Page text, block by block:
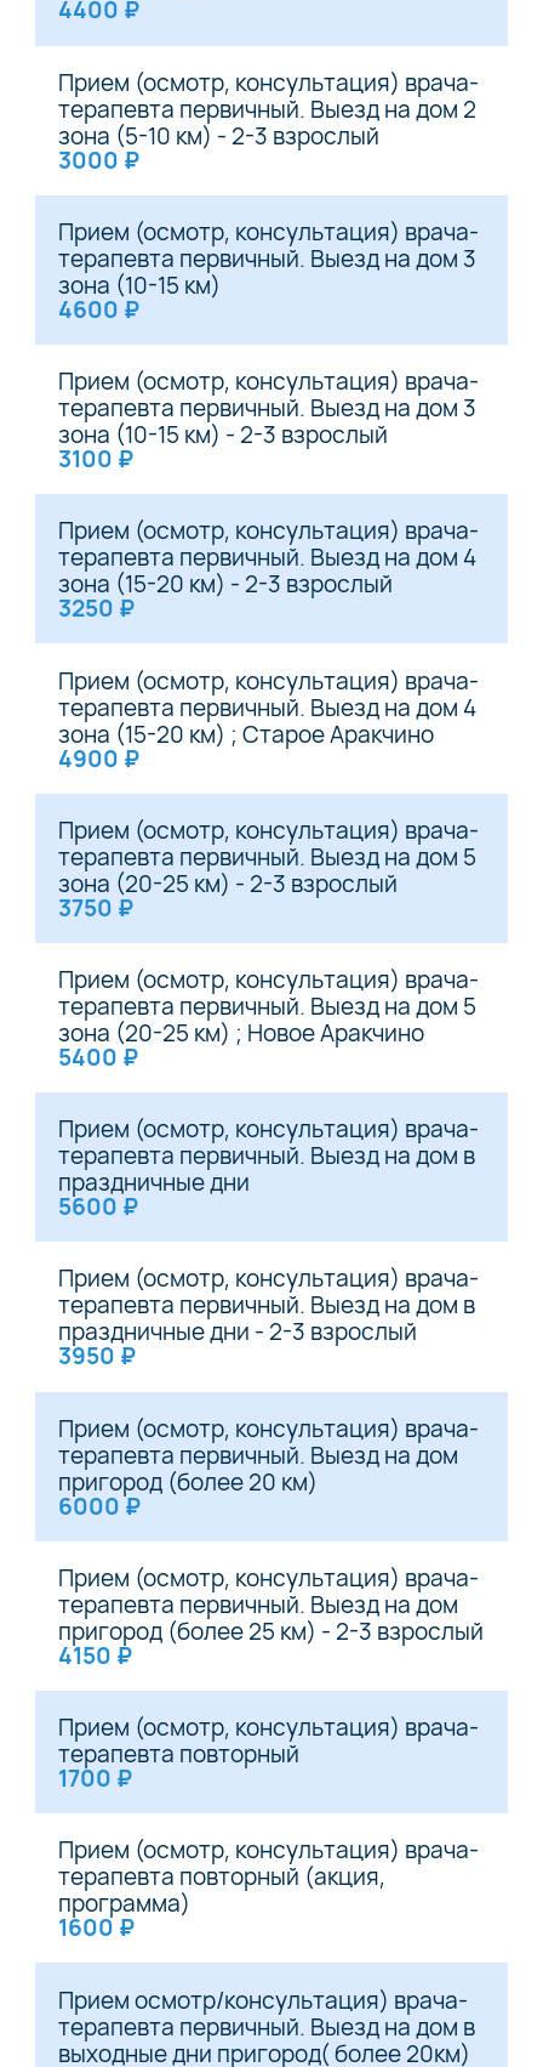
4400 ₽
Прием (осмотр, консультация) врача-
терапевта первичный. Выезд на дом 2
зона (5-10 км) - 2-3 взрослый
3000 ₽
Прием (осмотр, консультация) врача-
терапевта первичный. Выезд на дом 3
зона (10-15 км)
4600 ₽
Прием (осмотр, консультация) врача-
терапевта первичный. Выезд на дом 3
зона (10-15 км) - 2-3 взрослый
3100 ₽
Прием (осмотр, консультация) врача-
терапевта первичный. Выезд на дом 4
зона (15-20 км) - 2-3 взрослый
3250 ₽
Прием (осмотр, консультация) врача-
терапевта первичный. Выезд на дом 4
зона (15-20 км) ; Старое Аракчино
4900 ₽
Прием (осмотр, консультация) врача-
терапевта первичный. Выезд на дом 5
зона (20-25 км) - 2-3 взрослый
3750 ₽
Прием (осмотр, консультация) врача-
терапевта первичный. Выезд на дом 5
зона (20-25 км) ; Новое Аракчино
5400 ₽
Прием (осмотр, консультация) врача-
терапевта первичный. Выезд на дом в
праздничные дни
5600 ₽
Прием (осмотр, консультация) врача-
терапевта первичный. Выезд на дом в
праздничные дни - 2-3 взрослый
3950 ₽
Прием (осмотр, консультация) врача-
терапевта первичный. Выезд на дом
пригород (более 20 км)
6000 ₽
Прием (осмотр, консультация) врача-
терапевта первичный. Выезд на дом
пригород (более 25 км) - 2-3 взрослый
4150 ₽
Прием (осмотр, консультация) врача-
терапевта повторный
1700 ₽
Прием (осмотр, консультация) врача-
терапевта повторный (акция,
программа)
1600 ₽
Прием осмотр/консультация) врача-
терапевта первичный. Выезд на дом в
выходные дни пригород( более 20км)